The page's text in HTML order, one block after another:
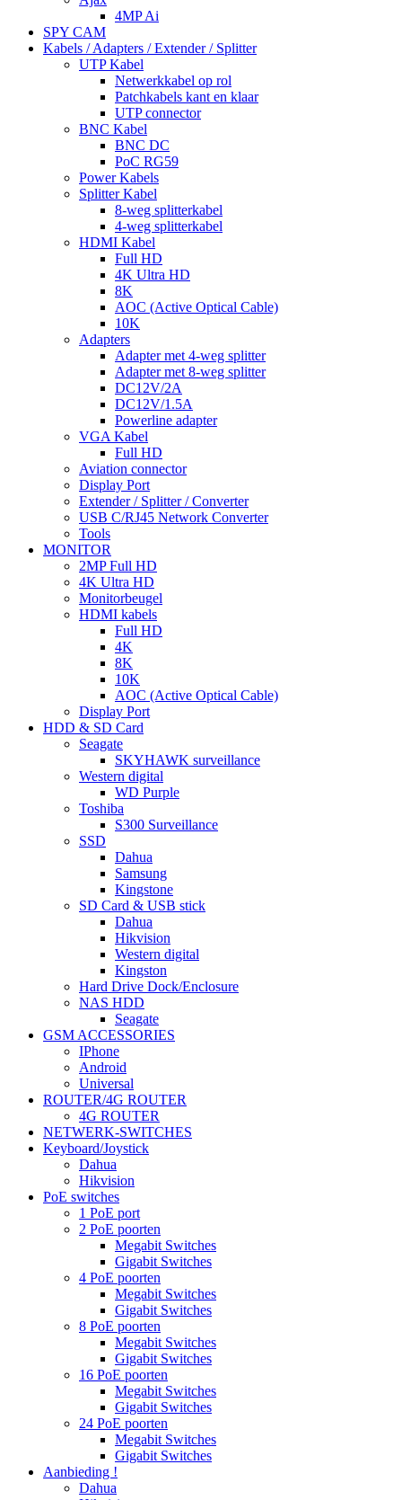
4MP Ai
SPY CAM
Kabels / Adapters / Extender / Splitter
UTP Kabel
Netwerkkabel op rol
Patchkabels kant en klaar
UTP connector
BNC Kabel
BNC DC
PoC RG59
Power Kabels
Splitter Kabel
8-weg splitterkabel
4-weg splitterkabel
HDMI Kabel
Full HD
4K Ultra HD
8K
AOC (Active Optical Cable)
10K
Adapters
Adapter met 4-weg splitter
Adapter met 8-weg splitter
DC12V/2A
DC12V/1.5A
Powerline adapter
VGA Kabel
Full HD
Aviation connector
Display Port
Extender / Splitter / Converter
USB C/RJ45 Network Converter
Tools
MONITOR
2MP Full HD
4K Ultra HD
Monitorbeugel
HDMI kabels
Full HD
4K
8K
10K
AOC (Active Optical Cable)
Display Port
HDD & SD Card
Seagate
SKYHAWK surveillance
Western digital
WD Purple
Toshiba
S300 Surveillance
SSD
Dahua
Samsung
Kingstone
SD Card & USB stick
Dahua
Hikvision
Western digital
Kingston
Hard Drive Dock/Enclosure
NAS HDD
Seagate
GSM ACCESSORIES
IPhone
Android
Universal
ROUTER/4G ROUTER
4G ROUTER
NETWERK-SWITCHES
Keyboard/Joystick
Dahua
Hikvision
PoE switches
1 PoE port
2 PoE poorten
Megabit Switches
Gigabit Switches
4 PoE poorten
Megabit Switches
Gigabit Switches
8 PoE poorten
Megabit Switches
Gigabit Switches
16 PoE poorten
Megabit Switches
Gigabit Switches
24 PoE poorten
Megabit Switches
Gigabit Switches
Aanbieding !
Dahua